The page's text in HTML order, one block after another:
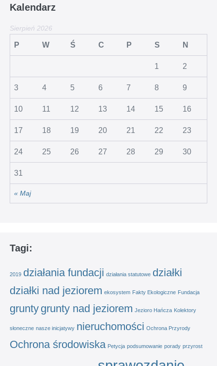
Kalendarz
Sierpień 2026
P W Ś C P S N
« Maj
1 2
3 4 5 6 7 8 9
10 11 12 13 14 15 16
17 18 19 20 21 22 23
24 25 26 27 28 29 30
31
Tagi:
2019 działania fundacji działania statutowe działki
działki nad jeziorem ekosystem Fakty Ekologiczne Fundacja
grunty grunty nad jeziorem Jezioro Hańcza Kolektory
słoneczne nasze inicjatywy nieruchomości Ochrona Przyrody
Ochrona środowiska Petycja podsumowanie porady przyrost